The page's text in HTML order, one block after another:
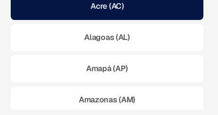
Acre (AC)
Alagoas (AL)
Amapá (AP)
Amazonas (AM)